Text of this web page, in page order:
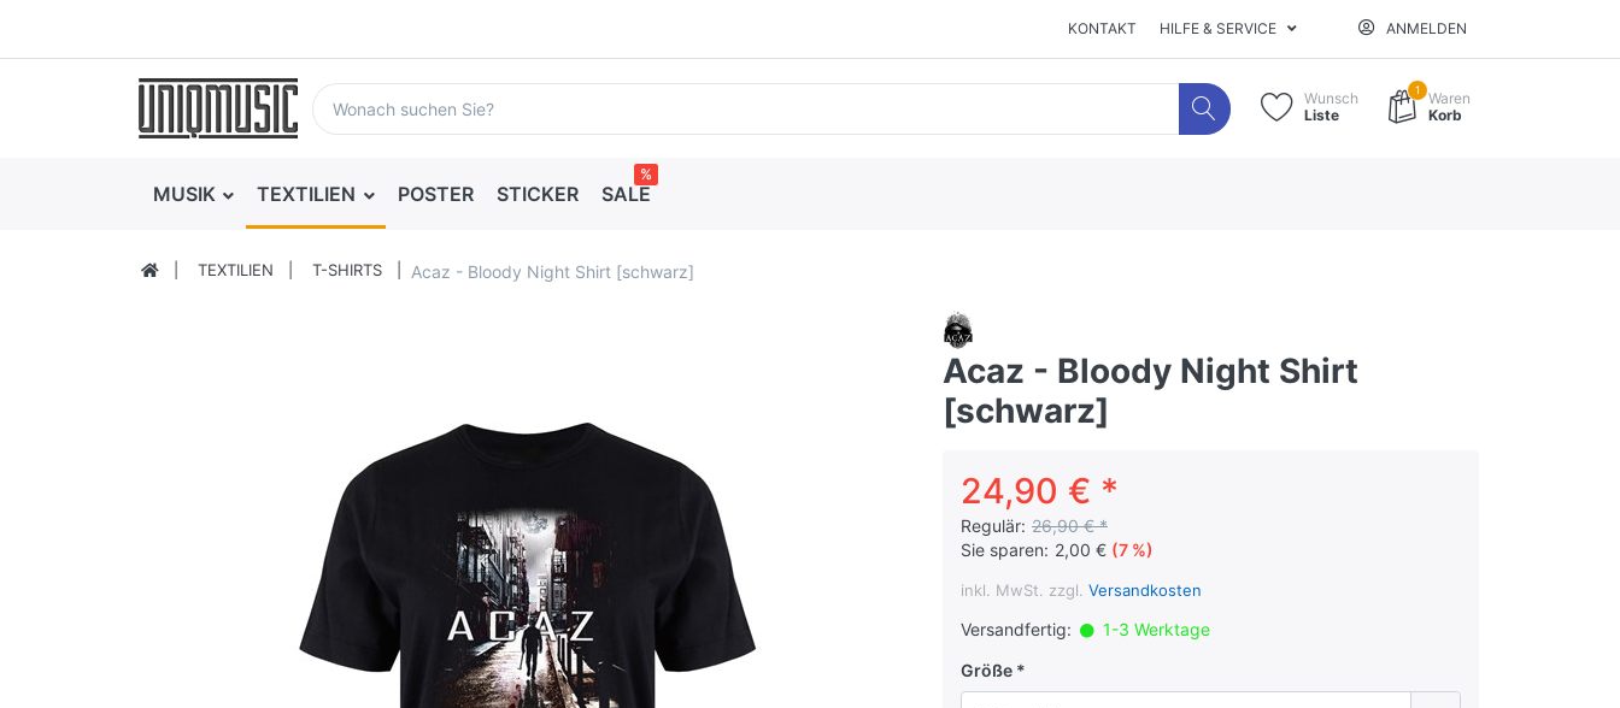
KONTAKT HILFE & SERVICE ANMELDEN
Wunsch
Liste
1
Waren
Korb
MUSIK TEXTILIEN POSTER STICKER SALE
%
TEXTILIEN T-SHIRTS Acaz - Bloody Night Shirt [schwarz]
Acaz - Bloody Night Shirt
[schwarz]
24,90 € *
Regulär: 26,90 € *
Sie sparen: 2,00 € (7 %)
inkl. MwSt. zzgl. Versandkosten
Versandfertig:
1-3 Werktage
Größe